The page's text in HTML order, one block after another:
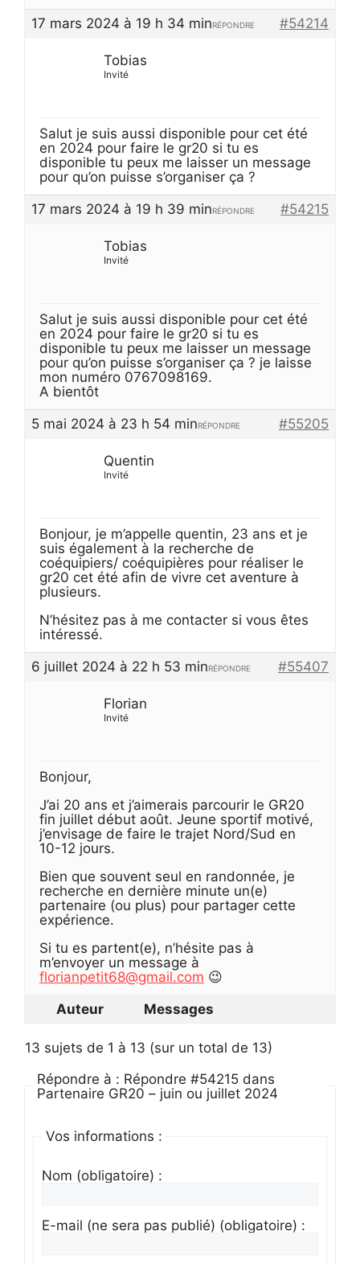
17 mars 2024 à 19 h 34 min
#54214
RÉPONDRE
Tobias
Invité
Salut je suis aussi disponible pour cet été
en 2024 pour faire le gr20 si tu es
disponible tu peux me laisser un message
pour qu’on puisse s’organiser ça ?
17 mars 2024 à 19 h 39 min
#54215
RÉPONDRE
Tobias
Invité
Salut je suis aussi disponible pour cet été
en 2024 pour faire le gr20 si tu es
disponible tu peux me laisser un message
pour qu’on puisse s’organiser ça ? je laisse
mon numéro 0767098169.
A bientôt
5 mai 2024 à 23 h 54 min
#55205
RÉPONDRE
Quentin
Invité
Bonjour, je m’appelle quentin, 23 ans et je
suis également à la recherche de
coéquipiers/ coéquipières pour réaliser le
gr20 cet été afin de vivre cet aventure à
plusieurs.
N’hésitez pas à me contacter si vous êtes
intéressé.
6 juillet 2024 à 22 h 53 min
#55407
RÉPONDRE
Florian
Invité
Bonjour,
J’ai 20 ans et j’aimerais parcourir le GR20
fin juillet début août. Jeune sportif motivé,
j’envisage de faire le trajet Nord/Sud en
10-12 jours.
Bien que souvent seul en randonnée, je
recherche en dernière minute un(e)
partenaire (ou plus) pour partager cette
expérience.
Si tu es partent(e), n’hésite pas à
m’envoyer un message à
florianpetit68@gmail.com 😉
Auteur
Messages
13 sujets de 1 à 13 (sur un total de 13)
Répondre à : Répondre #54215 dans
Partenaire GR20 – juin ou juillet 2024
Vos informations :
Nom (obligatoire) :
E-mail (ne sera pas publié) (obligatoire) :